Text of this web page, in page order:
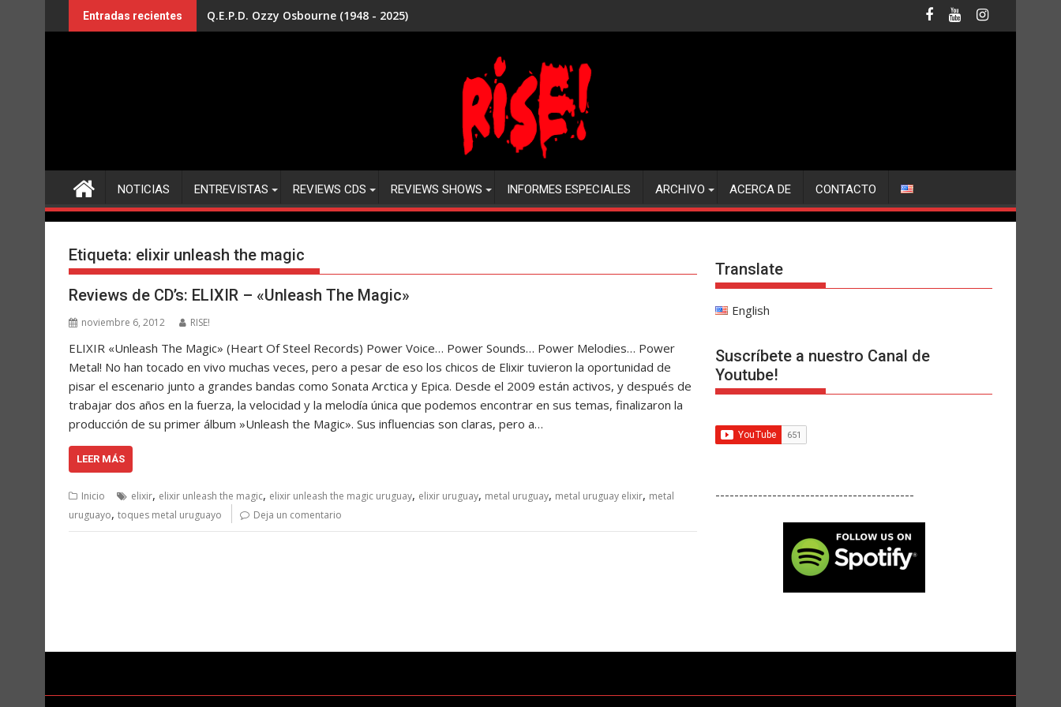
al
Entradas recientes Q.E.P.D. Ozzy Osbourne (1948 - 2025)
NOTICIAS ENTREVISTAS REVIEWS CDS REVIEWS SHOWS INFORMES ESPECIALES ARCHIVO ACERCA DE CONTACTO
Etiqueta: elixir unleash the magic
Reviews de CD’s: ELIXIR – «Unleash The Magic»
noviembre 6, 2012 RISE!
ELIXIR «Unleash The Magic» (Heart Of Steel Records) Power Voice… Power Sounds… Power Melodies… Power
Metal! No han tocado en vivo muchas veces, pero a pesar de eso los chicos de Elixir tuvieron la oportunidad de
pisar el escenario junto a grandes bandas como Sonata Arctica y Epica. Desde el 2009 están activos, y después de
trabajar dos años en la fuerza, la velocidad y la melodía única que podemos encontrar en sus temas, finalizaron la
producción de su primer álbum »Unleash the Magic». Sus influencias son claras, pero a…
LEER MÁS
Inicio elixir, elixir unleash the magic, elixir unleash the magic uruguay, elixir uruguay, metal uruguay, metal uruguay elixir, metal
uruguayo, toques metal uruguayo Deja un comentario
Translate
English
Suscríbete a nuestro Canal de
Youtube!
------------------------------------------